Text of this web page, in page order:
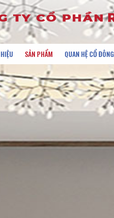
SẢN PHẨM QUAN HỆ CỔ ĐÔNG